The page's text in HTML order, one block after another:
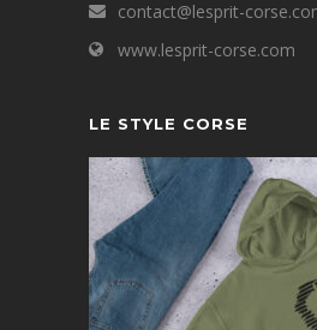
contact@lesprit-
www.lesprit-corse.com
LE STYLE CORSE